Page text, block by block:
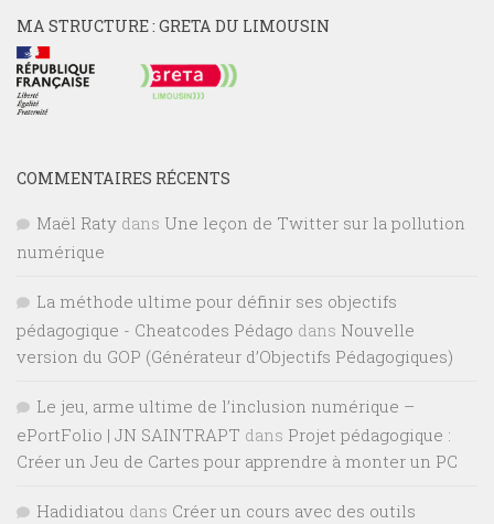
MA STRUCTURE : GRETA DU LIMOUSIN
COMMENTAIRES RÉCENTS
Maël Raty dans Une leçon de Twitter sur la pollution
numérique
La méthode ultime pour définir ses objectifs
pédagogique - Cheatcodes Pédago dans Nouvelle
version du GOP (Générateur d’Objectifs Pédagogiques)
Le jeu, arme ultime de l’inclusion numérique –
ePortFolio | JN SAINTRAPT dans Projet pédagogique :
Créer un Jeu de Cartes pour apprendre à monter un PC
Hadidiatou dans Créer un cours avec des outils